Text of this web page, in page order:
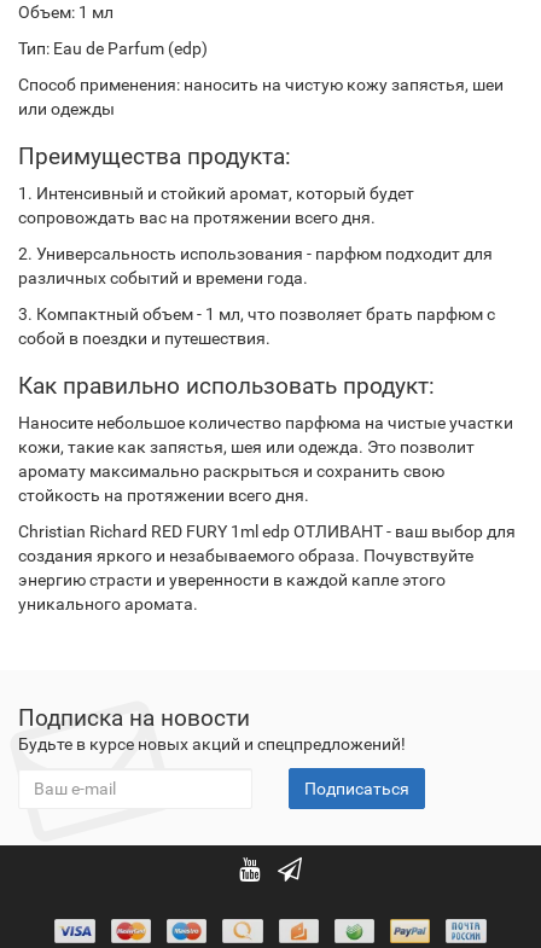
Объем: 1 мл
Тип: Eau de Parfum (edp)
Способ применения: наносить на чистую кожу запястья, шеи
или одежды
Преимущества продукта:
1. Интенсивный и стойкий аромат, который будет
сопровождать вас на протяжении всего дня.
2. Универсальность использования - парфюм подходит для
различных событий и времени года.
3. Компактный объем - 1 мл, что позволяет брать парфюм с
собой в поездки и путешествия.
Как правильно использовать продукт:
Наносите небольшое количество парфюма на чистые участки
кожи, такие как запястья, шея или одежда. Это позволит
аромату максимально раскрыться и сохранить свою
стойкость на протяжении всего дня.
Christian Richard RED FURY 1ml edp ОТЛИВАНТ - ваш выбор для
создания яркого и незабываемого образа. Почувствуйте
энергию страсти и уверенности в каждой капле этого
уникального аромата.
Подписка на новости
Будьте в курсе новых акций и спецпредложений!
Подписаться